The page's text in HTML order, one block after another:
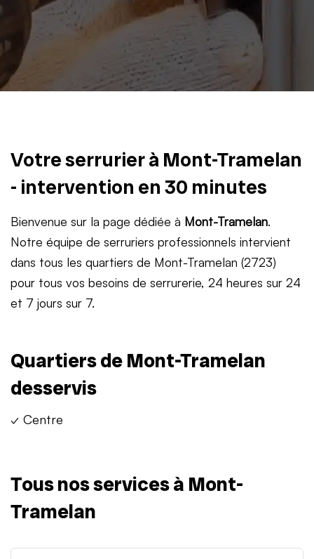
Votre serrurier à Mont-Tramelan
- intervention en 30 minutes
Bienvenue sur la page dédiée à Mont-Tramelan.
Notre équipe de serruriers professionnels intervient
dans tous les quartiers de Mont-Tramelan (2723)
pour tous vos besoins de serrurerie, 24 heures sur 24
et 7 jours sur 7.
Quartiers de Mont-Tramelan
desservis
✓ Centre
Tous nos services à Mont-
Tramelan